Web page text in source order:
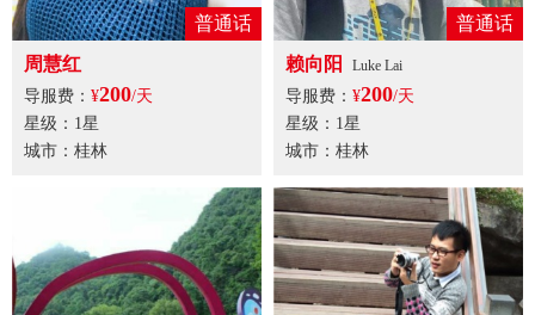
普通话
周慧红
导服费： ¥200/天
星级：1星
城市：桂林
普通话
赖向阳
Luke Lai
导服费： ¥200/天
星级：1星
城市：桂林